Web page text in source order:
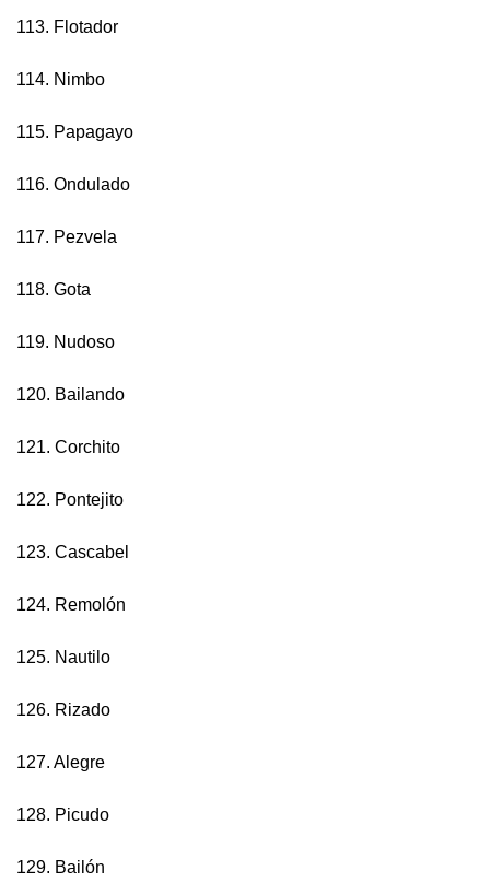
113. Flotador
114. Nimbo
115. Papagayo
116. Ondulado
117. Pezvela
118. Gota
119. Nudoso
120. Bailando
121. Corchito
122. Pontejito
123. Cascabel
124. Remolón
125. Nautilo
126. Rizado
127. Alegre
128. Picudo
129. Bailón